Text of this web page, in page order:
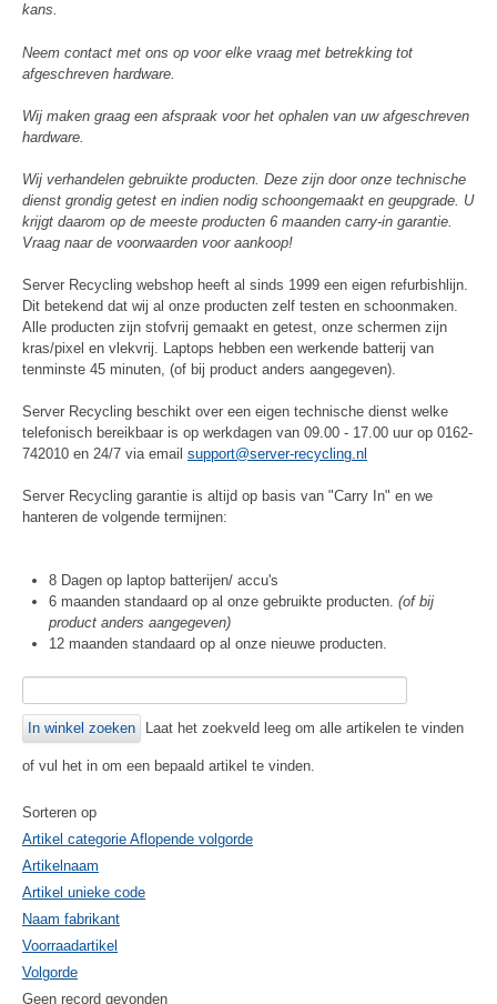
kans.
Neem contact met ons op voor elke vraag met betrekking tot
afgeschreven hardware.
Wij maken graag een afspraak voor het ophalen van uw afgeschreven
hardware.
Wij verhandelen gebruikte producten. Deze zijn door onze technische
dienst grondig getest en indien nodig schoongemaakt en geupgrade. U
krijgt daarom op de meeste producten 6 maanden carry-in garantie.
Vraag naar de voorwaarden voor aankoop!
Server Recycling webshop heeft al sinds 1999 een eigen refurbishlijn.
Dit betekend dat wij al onze producten zelf testen en schoonmaken.
Alle producten zijn stofvrij gemaakt en getest, onze schermen zijn
kras/pixel en vlekvrij. Laptops hebben een werkende batterij van
tenminste 45 minuten, (of bij product anders aangegeven).
Server Recycling beschikt over een eigen technische dienst welke
telefonisch bereikbaar is op werkdagen van 09.00 - 17.00 uur op 0162-
742010 en 24/7 via email support@server-recycling.nl
Server Recycling garantie is altijd op basis van "Carry In" en we
hanteren de volgende termijnen:
8 Dagen op laptop batterijen/ accu's
6 maanden standaard op al onze gebruikte producten. (of bij
product anders aangegeven)
12 maanden standaard op al onze nieuwe producten.
Laat het zoekveld leeg om alle artikelen te vinden
of vul het in om een bepaald artikel te vinden.
Sorteren op
Artikel categorie Aflopende volgorde
Artikelnaam
Artikel unieke code
Naam fabrikant
Voorraadartikel
Volgorde
Geen record gevonden